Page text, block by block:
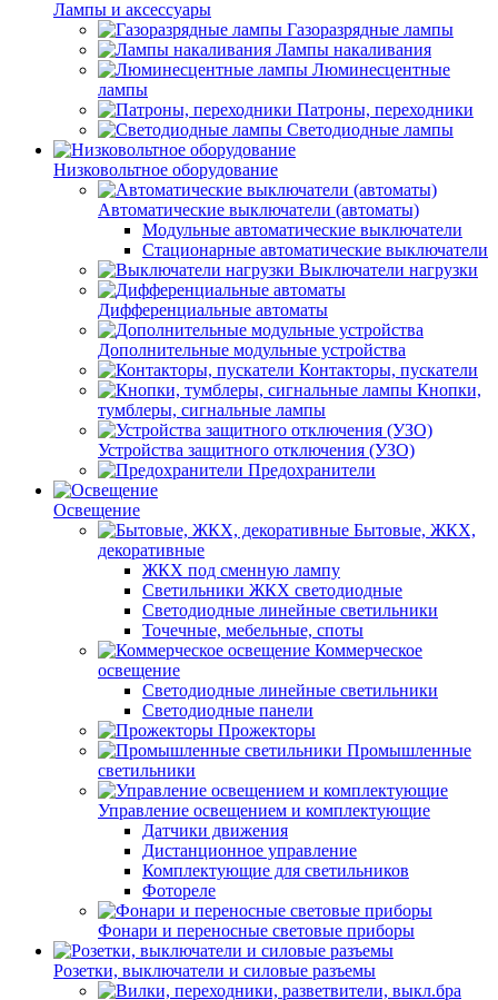
Лампы и аксессуары
Газоразрядные лампы
Лампы накаливания
Люминесцентные
лампы
Патроны, переходники
Светодиодные лампы
Низковольтное оборудование
Автоматические выключатели (автоматы)
Модульные автоматические выключатели
Стационарные автоматические выключатели
Выключатели нагрузки
Дифференциальные автоматы
Дополнительные модульные устройства
Контакторы, пускатели
Кнопки,
тумблеры, сигнальные лампы
Устройства защитного отключения (УЗО)
Предохранители
Освещение
Бытовые, ЖКХ,
декоративные
ЖКХ под сменную лампу
Светильники ЖКХ светодиодные
Светодиодные линейные светильники
Точечные, мебельные, споты
Коммерческое
освещение
Светодиодные линейные светильники
Светодиодные панели
Прожекторы
Промышленные
светильники
Управление освещением и комплектующие
Датчики движения
Дистанционное управление
Комплектующие для светильников
Фотореле
Фонари и переносные световые приборы
Розетки, выключатели и силовые разъемы